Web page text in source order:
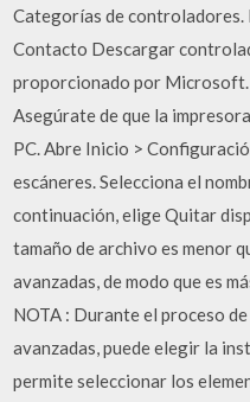
Categorías de
Contacto Descargar
proporcionado por Microsoft.
Asegúrate de que la
PC. Abre Inicio >
escáneres. Selecciona el
continuación, elige Quitar
tamaño de archivo es menor
avanzadas, de modo que es
NOTA : Durante el proceso
avanzadas, puede elegir la
permite seleccionar los